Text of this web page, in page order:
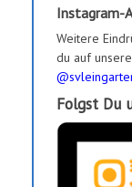
Instagram-
Weitere
du auf
Folgst Du